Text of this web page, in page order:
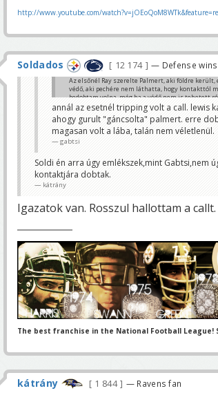
http://www.youtube.com/
Soldados 12 174 — Defense
Az elsőnél Ray szerelte Palmert, aki földre
védő, aki pechére nem láthatta, hogy kontakttól
bedobtam volna, még ha a védő nem is tehetett
Palmer sem képes, hogy hason fekve dobjon. .
annál az esetnél tripping volt a call. lewis
ahogy gurult "gáncsolta" palmert. erre
magasan volt a lába, talán nem véletlenül.
gabtsi
Soldi én arra úgy emlékszek,mint Gabtsi,nem
kontaktjára dobtak.
kátrány
Igazatok van. Rosszul hallottam a callt.
The best franchise in the National Football League!
kátrány 1 844 — Ravens fan